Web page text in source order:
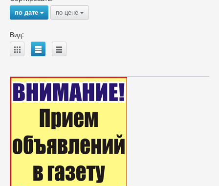
по дате{ по цене {
Вид:
A B C